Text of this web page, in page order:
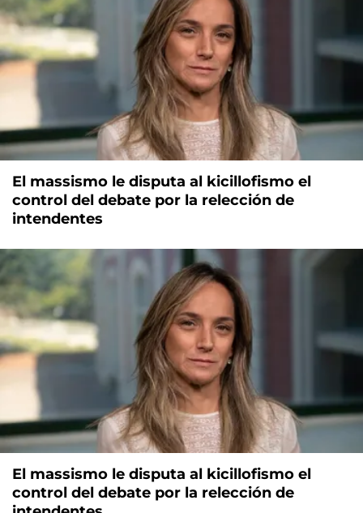
El massismo le disputa al kicillofismo el
control del debate por la relección de
intendentes
El massismo le disputa al kicillofismo el
control del debate por la relección de